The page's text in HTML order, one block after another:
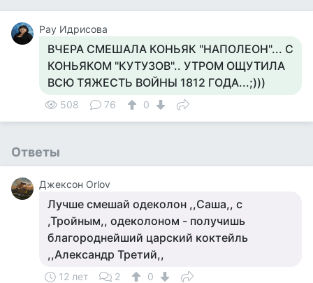
Рау Идрисова
ВЧЕРА СМЕШАЛА КОНЬЯК "НАПОЛЕОН"... С
КОНЬЯКОМ "КУТУЗОВ".. УТРОМ ОЩУТИЛА
ВСЮ ТЯЖЕСТЬ ВОЙНЫ 1812 ГОДА...;)))
508 76 0
Ответы
Джексон Orlov
Лучше смешай одеколон ,,Саша,, с
,Тройным,, одеколоном - получишь
благороднейший царский коктейль
,,Александр Третий,,
12 лет 2
0